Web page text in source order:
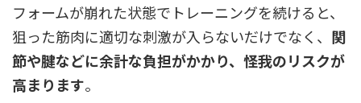
フォームが崩れた状態でトレーニングを続けると、
狙った筋肉に適切な刺激が入らないだけでなく、 関
節や腱などに余計な負担がかかり、怪我のリスクが
高まります。